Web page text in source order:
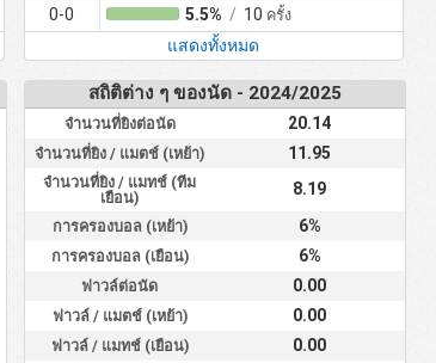
0-0 5.5% / 10 ครั้ง
แสดงทั้งหมด
สถิติต่าง ๆ ของนัด - 2024/2025
จำนวนที่ยิงต่อนัด 20.14
จำนวนที่ยิง / แมตช์ (เหย้า) 11.95
จำนวนที่ยิง / แมทช์ (ทีม
เยือน)
8.19
การครองบอล (เหย้า) 6%
การครองบอล (เยือน) 6%
ฟาวล์ต่อนัด 0.00
ฟาวล์ / แมตช์ (เหย้า) 0.00
ฟาวล์ / แมทช์ (เยือน) 0.00